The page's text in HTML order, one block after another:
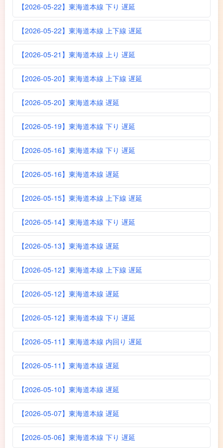
【2026-05-22】東海道本線 下り 遅延
【2026-05-22】東海道本線 上下線 遅延
【2026-05-21】東海道本線 上り 遅延
【2026-05-20】東海道本線 上下線 遅延
【2026-05-20】東海道本線 遅延
【2026-05-19】東海道本線 下り 遅延
【2026-05-16】東海道本線 下り 遅延
【2026-05-16】東海道本線 遅延
【2026-05-15】東海道本線 上下線 遅延
【2026-05-14】東海道本線 下り 遅延
【2026-05-13】東海道本線 遅延
【2026-05-12】東海道本線 上下線 遅延
【2026-05-12】東海道本線 遅延
【2026-05-12】東海道本線 下り 遅延
【2026-05-11】東海道本線 内回り 遅延
【2026-05-11】東海道本線 遅延
【2026-05-10】東海道本線 遅延
【2026-05-07】東海道本線 遅延
【2026-05-06】東海道本線 下り 遅延